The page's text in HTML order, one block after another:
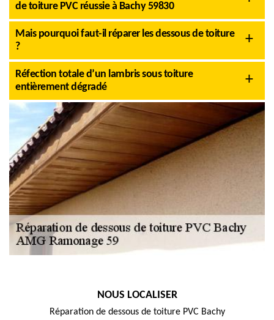
de toiture PVC réussie à Bachy 59830
Mais pourquoi faut-il réparer les dessous de toiture
?
Réfection totale d’un lambris sous toiture
entièrement dégradé
NOUS LOCALISER
Réparation de dessous de toiture PVC Bachy